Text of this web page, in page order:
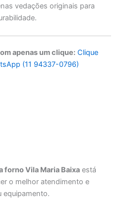
vedações originais para
apenas um clique: Clique
(11 94337-0796)
Vila Maria Baixa está
o melhor atendimento e
equipamento.